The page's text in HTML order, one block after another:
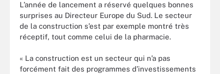
L’année de lancement a réservé quelques bonnes
surprises au Directeur Europe du Sud. Le secteur
de la construction s’est par exemple montré très
réceptif, tout comme celui de la pharmacie.
« La construction est un secteur qui n’a pas
forcément fait des programmes d’investissements